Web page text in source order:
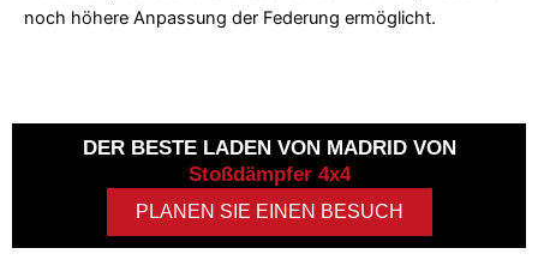
noch höhere Anpassung der Federung ermöglicht.
DER BESTE LADEN VON MADRID VON
Stoßdämpfer 4x4
PLANEN SIE EINEN BESUCH